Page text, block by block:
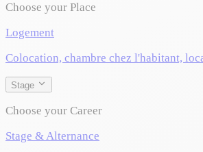
Choose your Place
Logement
Colocation, chambre chez l'habitant,
Stage
Choose your Career
Stage & Alternance